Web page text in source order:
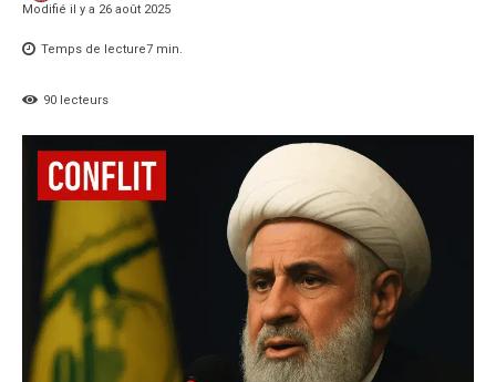
Modifié il y a 26 août 2025
Temps de lecture7 min.
90 lecteurs